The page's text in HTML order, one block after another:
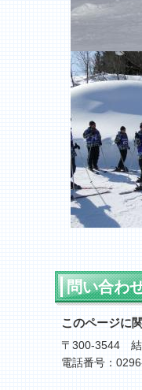
問い合わ
このページに
〒300-3544 結
電話番号：